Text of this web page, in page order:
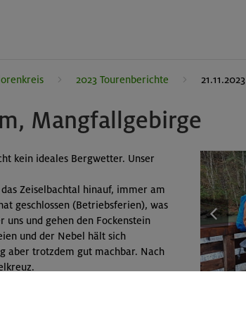
2023 Tourenberichte
Mangfallgebirge
kein ideales Bergwetter. Unser
Zeiselbachtal hinauf, immer am
geschlossen (Betriebsferien), was
und gehen den Fockenstein
und der Nebel hält sich
aber trotzdem gut machbar. Nach
vom Gipfel. Macht nix, wir
"Stehbrotzeit" und steigen
haben freundlicherweise den